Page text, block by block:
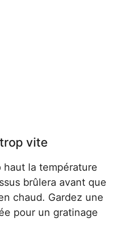
vite
la température
brûlera avant que
chaud. Gardez une
pour un gratinage